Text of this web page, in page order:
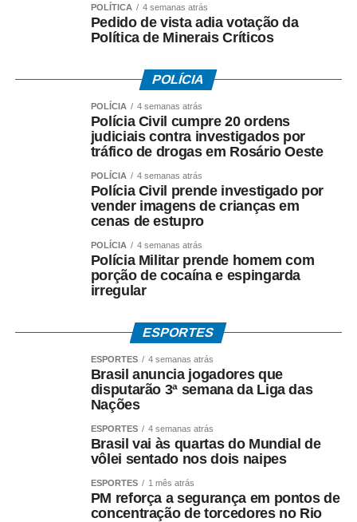
valores envolvidos;
– *O fluxo dos recursos públicos precisa ser esclarecido*
O ex-governador destacou ainda que as medidas
cautelares da Operação Heritage foram autorizadas pelo
Supremo Tribunal Federal após manifestação da
Procuradoria-Geral da República.
*O que investiga a Polícia Federal*
A Operação Heritage apura se houve irregularidades na
negociação envolvendo recursos públicos destinados ao
Entre os crimes investigados estão: *organização
criminosa, peculato, lavagem de dinheiro, crimes contra o
Até o momento, a investigação segue em andamento e
não há condenação de qualquer investigado.
*O que diz Mauro Mendes*
*Mauro Mendes nega todas as acusações.*
Em manifestações públicas, o ex-governador afirma que
o acordo foi celebrado dentro da legalidade, com
respaldo técnico e jurídico, e sustenta que a investigação
POLÍTICA 4 semanas atrás
Pedido de vista adia votação da
Política de Minerais Críticos
POLÍCIA
POLÍCIA 4 semanas atrás
Polícia Civil cumpre 20 ordens
judiciais contra investigados por
tráfico de drogas em Rosário Oeste
POLÍCIA 4 semanas atrás
Polícia Civil prende investigado por
vender imagens de crianças em
cenas de estupro
POLÍCIA 4 semanas atrás
Polícia Militar prende homem com
porção de cocaína e espingarda
irregular
ESPORTES
ESPORTES 4 semanas atrás
Brasil anuncia jogadores que
disputarão 3ª semana da Liga das
Nações
ESPORTES 4 semanas atrás
Brasil vai às quartas do Mundial de
vôlei sentado nos dois naipes
ESPORTES 1 mês atrás
PM reforça a segurança em pontos de
concentração de torcedores no Rio